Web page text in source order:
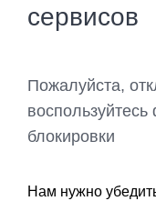
сервисов
Пожалуйста,
блокировки
Нам нужно